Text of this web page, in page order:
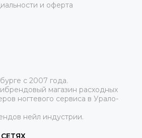
и оферта
с 2007 года.
магазин расходных
ногтевого сервиса в Урало-
нейл индустрии.